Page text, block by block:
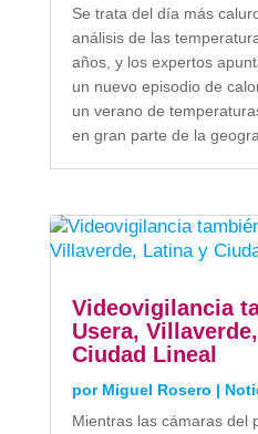
Se trata del día más
análisis de las
años, y los expertos
un nuevo episodio de
un verano de
en gran parte de la
Videovigilancia
Usera,
Ciudad Lineal
por Miguel Rosero |
Mientras las cámaras del